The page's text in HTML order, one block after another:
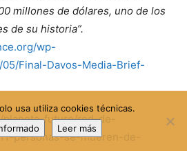
millones de dólares, uno de los
de su historia”.
wp-
Final-Davos-Media-Brief-
planeta-futuro/red-de-
personas-se-mueren-de-
usa utiliza cookies técnicas.
Leer más